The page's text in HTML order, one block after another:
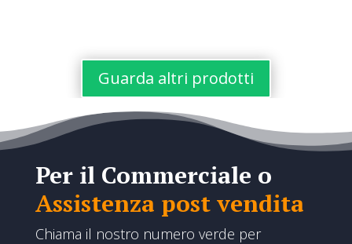
Guarda altri prodotti
Per il Commerciale o
Assistenza post vendita
Chiama il nostro numero verde per